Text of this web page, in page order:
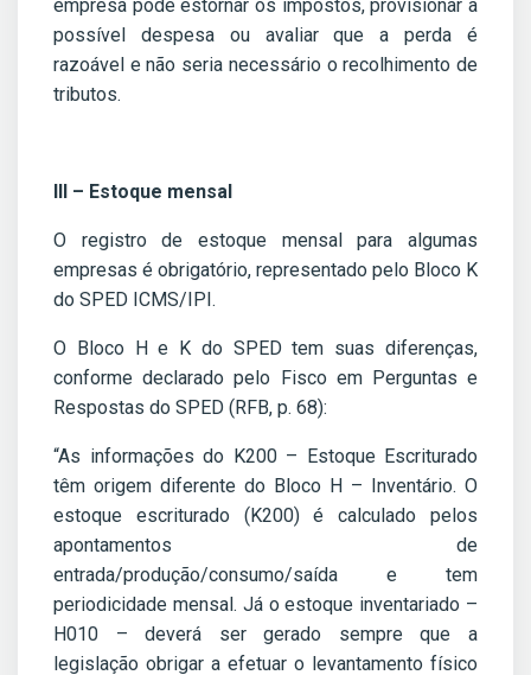
empresa pode estornar os impostos, provisionar a
possível despesa ou avaliar que a perda é
razoável e não seria necessário o recolhimento de
tributos.
III – Estoque mensal
O registro de estoque mensal para algumas
empresas é obrigatório, representado pelo Bloco K
do SPED ICMS/IPI.
O Bloco H e K do SPED tem suas diferenças,
conforme declarado pelo Fisco em Perguntas e
Respostas do SPED (RFB, p. 68):
“As informações do K200 – Estoque Escriturado
têm origem diferente do Bloco H – Inventário. O
estoque escriturado (K200) é calculado pelos
apontamentos de
entrada/produção/consumo/saída e tem
periodicidade mensal. Já o estoque inventariado –
H010 – deverá ser gerado sempre que a
legislação obrigar a efetuar o levantamento físico